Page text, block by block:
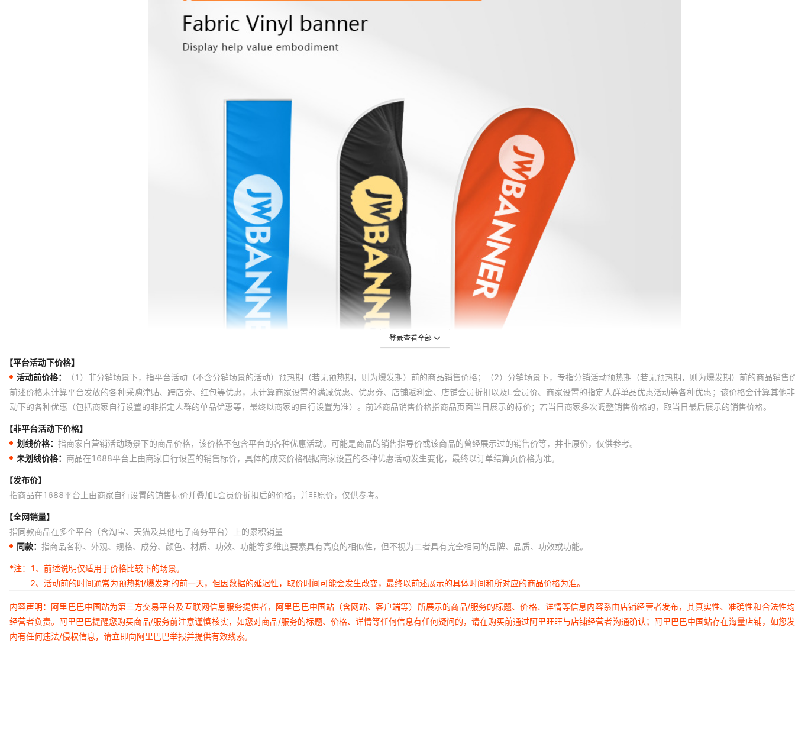
登录查看全部
【平台活动下价格】
活动前价格：
（1）非分销场景下，指平台活动（不含分销场景的活动）预热期（若无预热期，则为爆发期）前的商品销售价格；（2）分销场景下，专指分销活动预热期（若无预热期，则为爆发期）前的商品销售
前述价格未计算平台发放的各种采购津贴、跨店券、红包等优惠，未计算商家设置的满减优惠、优惠券、店铺返利金、店铺会员折扣以及L会员价、商家设置的指定人群单品优惠活动等各种优惠；该价格会计算其他
动下的各种优惠（包括商家自行设置的非指定人群的单品优惠等，最终以商家的自行设置为准）。前述商品销售价格指商品页面当日展示的标价；若当日商家多次调整销售价格的，取当日最后展示的销售价格。
【非平台活动下价格】
划线价格： 指商家自营销活动场景下的商品价格，该价格不包含平台的各种优惠活动。可能是商品的销售指导价或该商品的曾经展示过的销售价等，并非原价，仅供参考。
未划线价格： 商品在1688平台上由商家自行设置的销售标价，具体的成交价格根据商家设置的各种优惠活动发生变化，最终以订单结算页价格为准。
【发布价】
指商品在1688平台上由商家自行设置的销售标价并叠加L会员价折扣后的价格，并非原价，仅供参考。
【全网销量】
指同款商品在多个平台（含淘宝、天猫及其他电子商务平台）上的累积销量
同款： 指商品名称、外观、规格、成分、颜色、材质、功效、功能等多维度要素具有高度的相似性，但不视为二者具有完全相同的品牌、品质、功效或功能。
*注：
1、前述说明仅适用于价格比较下的场景。
2、活动前的时间通常为预热期/爆发期的前一天，但因数据的延迟性，取价时间可能会发生改变，最终以前述展示的具体时间和所对应的商品价格为准。
内容声明：阿里巴巴中国站为第三方交易平台及互联网信息服务提供者，阿里巴巴中国站（含网站、客户端等）所展示的商品/服务的标题、价格、详情等信息内容系由店铺经营者发布，其真实性、准确性和合法性
经营者负责。阿里巴巴提醒您购买商品/服务前注意谨慎核实，如您对商品/服务的标题、价格、详情等任何信息有任何疑问的，请在购买前通过阿里旺旺与店铺经营者沟通确认；阿里巴巴中国站存在海量店铺，如您
内有任何违法/侵权信息，请立即向阿里巴巴举报并提供有效线索。